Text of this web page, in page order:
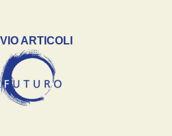
ARTICOLI